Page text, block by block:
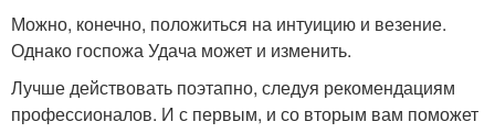
Можно, конечно, положиться на интуицию и везение.
Однако госпожа Удача может и изменить.
Лучше действовать поэтапно, следуя рекомендациям
профессионалов. И с первым, и со вторым вам поможет